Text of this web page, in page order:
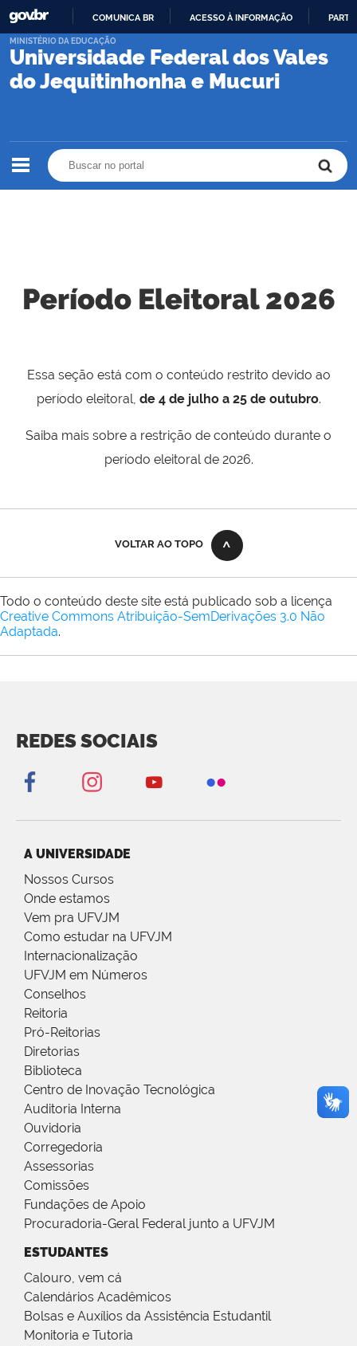
PARA
CONTEÚDO
COMUNICA BR ACESSO À INFORMAÇÃO
Universidade Federal dos Vales
do Jequitinhonha e Mucuri
MINISTÉRIO DA EDUCAÇÃO
Período Eleitoral 2026
Essa seção está com o conteúdo restrito devido ao
período eleitoral, de 4 de julho a 25 de outubro.
Saiba mais sobre a restrição de conteúdo durante o
período eleitoral de 2026.
VOLTAR AO TOPO
Todo o conteúdo deste site está publicado sob a licença
Creative Commons Atribuição-SemDerivações 3.0 Não
Adaptada.
REDES SOCIAIS
A UNIVERSIDADE
Nossos Cursos
Onde estamos
Vem pra UFVJM
Como estudar na UFVJM
Internacionalização
UFVJM em Números
Conselhos
Reitoria
Pró-Reitorias
Diretorias
Biblioteca
Centro de Inovação Tecnológica
Auditoria Interna
Ouvidoria
Corregedoria
Assessorias
Comissões
Fundações de Apoio
Procuradoria-Geral Federal junto a UFVJM
ESTUDANTES
Calouro, vem cá
Calendários Acadêmicos
Bolsas e Auxílios da Assistência Estudantil
Monitoria e Tutoria